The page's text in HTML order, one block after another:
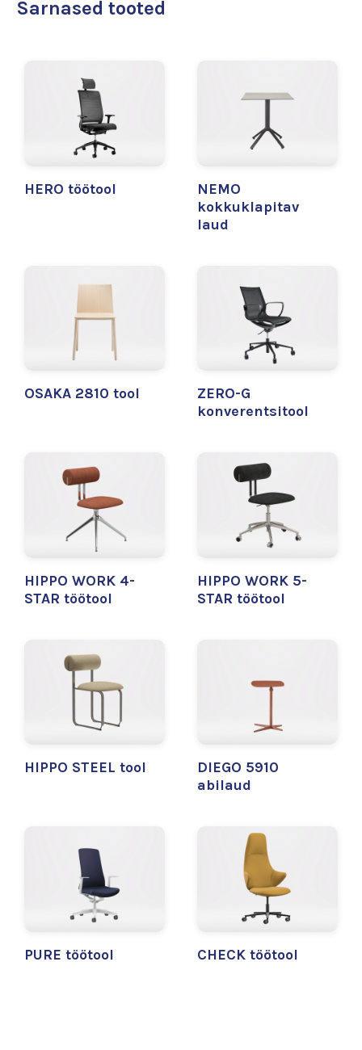
Sarnased tooted
HERO töötool
NEMO
kokkuklapitav
laud
OSAKA 2810 tool
ZERO-G
konverentsitool
HIPPO WORK 4-
STAR töötool
HIPPO WORK 5-
STAR töötool
HIPPO STEEL tool
DIEGO 5910
abilaud
PURE töötool CHECK töötool